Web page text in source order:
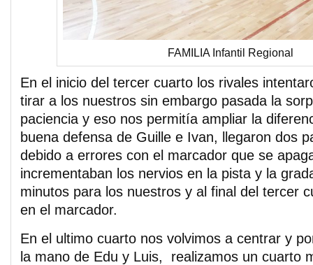
FAMILIA Infantil Regional
En el inicio del tercer cuarto los rivales
tirar a los nuestros sin embargo pasada la
paciencia y eso nos permitía ampliar la
buena defensa de Guille e Ivan, llegaron dos
debido a errores con el marcador que se
incrementaban los nervios en la pista y la
minutos para los nuestros y al final del tercer
en el marcador.
En el ultimo cuarto nos volvimos a centrar y
la mano de Edu y Luis, realizamos un cuarto